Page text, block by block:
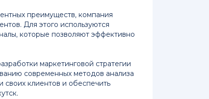
преимуществ, компания
Для этого используются
которые позволяют эффективно
маркетинговой стратегии
современных методов анализа
своих клиентов и обеспечить